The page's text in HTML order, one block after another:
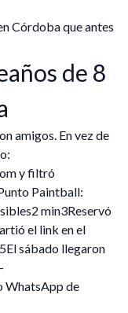
Córdoba que antes
de 8
amigos. En vez de
y filtró
Paintball:
min3Reservó
el link en el
sábado llegaron
WhatsApp de